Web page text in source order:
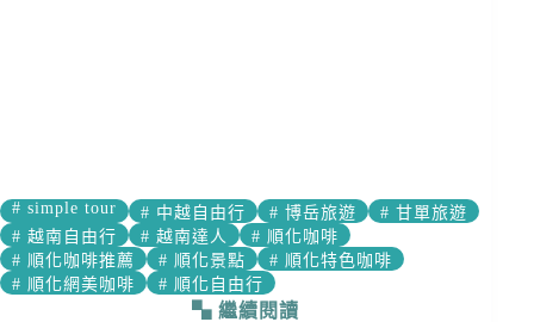
# simple tour # 中越自由行 # 博岳旅遊 # 甘單旅遊
# 越南自由行 # 越南達人 # 順化咖啡
# 順化咖啡推薦 # 順化景點 # 順化特色咖啡
# 順化網美咖啡 # 順化自由行
繼續閱讀